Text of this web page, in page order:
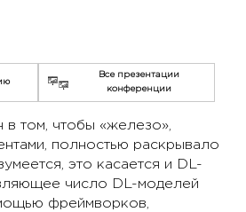
Все презентации
конференции
в том, чтобы «железо»,
полностью раскрывало
это касается и DL-
число DL-моделей
фреймворков,